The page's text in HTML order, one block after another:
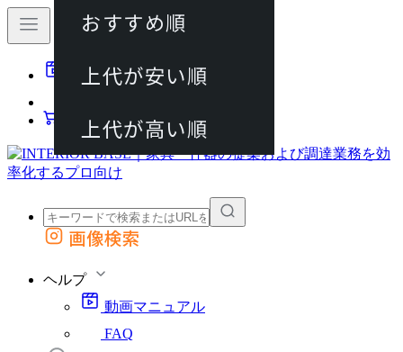
動画マニュアル
カート
外部サイトの商品をカートに追加
画像検索
ヘルプ
動画マニュアル
FAQ
おすすめ順
上代が安い順
上代が高い順